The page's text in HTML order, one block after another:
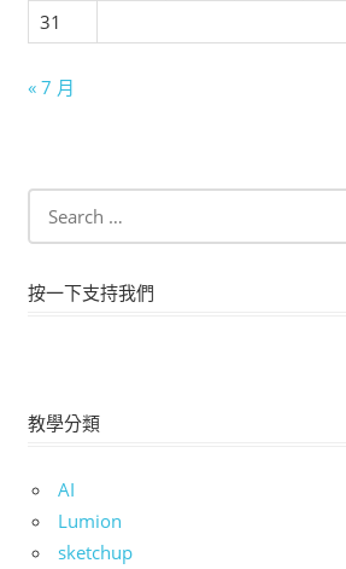
31
« 7 月
按一下支持我們
教學分類
AI
Lumion
sketchup